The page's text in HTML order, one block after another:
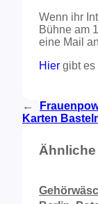
Wenn ihr
Bühne am
eine Mail an
Hier gibt es
←
Karten